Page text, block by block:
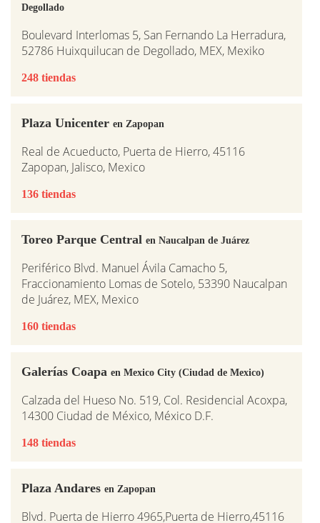
Degollado
Boulevard Interlomas 5, San Fernando La Herradura,
52786 Huixquilucan de Degollado, MEX, Mexiko
248 tiendas
Plaza Unicenter en Zapopan
Real de Acueducto, Puerta de Hierro, 45116
Zapopan, Jalisco, Mexico
136 tiendas
Toreo Parque Central en Naucalpan de Juárez
Periférico Blvd. Manuel Ávila Camacho 5,
Fraccionamiento Lomas de Sotelo, 53390 Naucalpan
de Juárez, MEX, Mexico
160 tiendas
Galerías Coapa en Mexico City (Ciudad de Mexico)
Calzada del Hueso No. 519, Col. Residencial Acoxpa,
14300 Ciudad de México, México D.F.
148 tiendas
Plaza Andares en Zapopan
Blvd. Puerta de Hierro 4965,Puerta de Hierro,45116